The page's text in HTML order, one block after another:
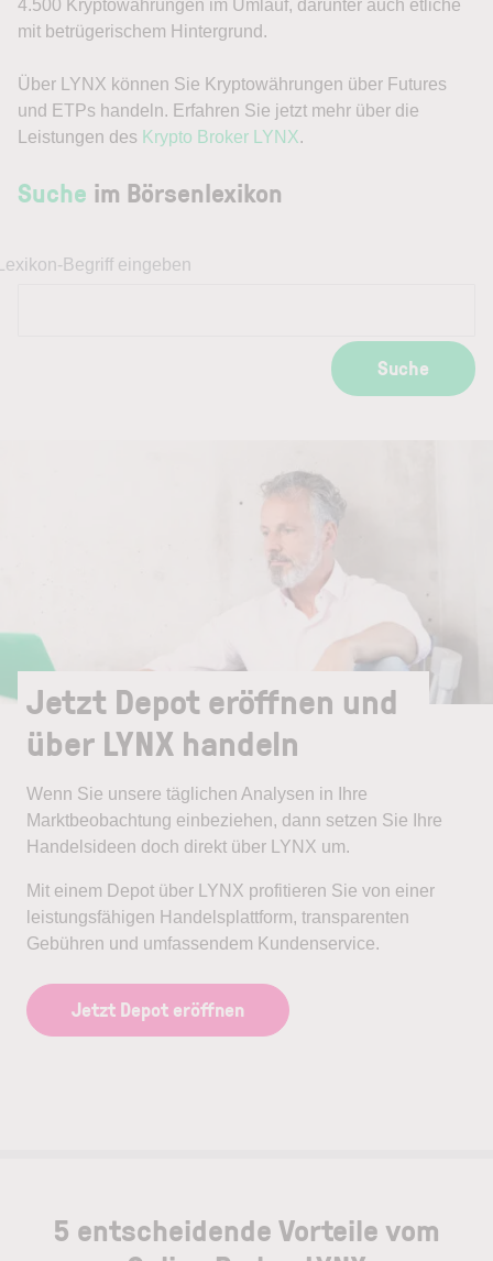
4.500 Kryptowährungen im Umlauf, darunter auch etliche
mit betrügerischem Hintergrund.
Über LYNX können Sie Kryptowährungen über Futures
und ETPs handeln. Erfahren Sie jetzt mehr über die
Leistungen des Krypto Broker LYNX.
Suche im Börsenlexikon
Begriff eingeben
Suche
Jetzt Depot eröffnen und
über LYNX handeln
Wenn Sie unsere täglichen Analysen in Ihre
Marktbeobachtung einbeziehen, dann setzen Sie Ihre
Handelsideen doch direkt über LYNX um.
Mit einem Depot über LYNX profitieren Sie von einer
leistungsfähigen Handelsplattform, transparenten
Gebühren und umfassendem Kundenservice.
Jetzt Depot eröffnen
5 entscheidende Vorteile vom